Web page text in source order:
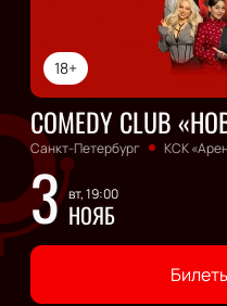
18+
COMEDY CLUB
Санкт-Петербург КСК
3 вт, 19:00
НОЯБ